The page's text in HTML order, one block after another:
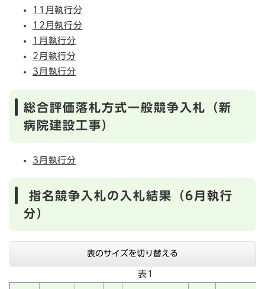
11月執行分
12月執行分
1月執行分
2月執行分
3月執行分
総合評価落札方式一般競争入札（新
病院建設工事）
3月執行分
指名競争入札の入札結果（6月執行
分）
表のサイズを切り替える
表1